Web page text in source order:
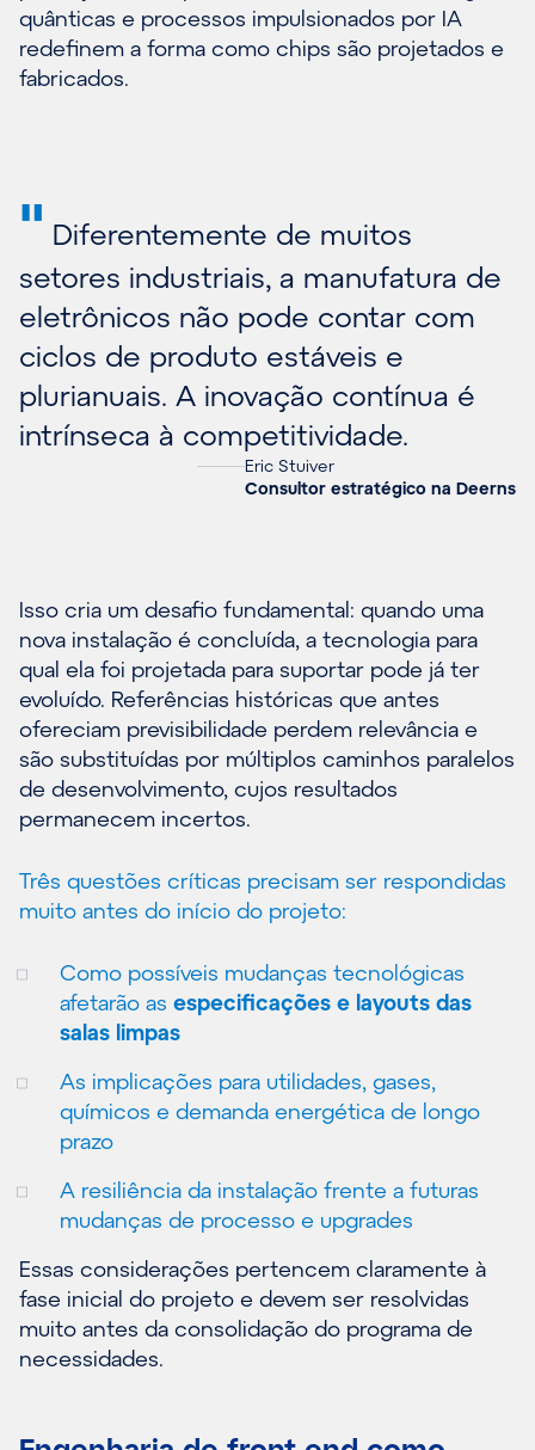
quânticas e processos impulsionados por IA
redefinem a forma como chips são projetados e
fabricados.
" Diferentemente de muitos
setores industriais, a manufatura de
eletrônicos não pode contar com
ciclos de produto estáveis e
plurianuais. A inovação contínua é
intrínseca à competitividade.
Eric Stuiver
Consultor estratégico na Deerns
Isso cria um desafio fundamental: quando uma
nova instalação é concluída, a tecnologia para
qual ela foi projetada para suportar pode já ter
evoluído. Referências históricas que antes
ofereciam previsibilidade perdem relevância e
são substituídas por múltiplos caminhos paralelos
de desenvolvimento, cujos resultados
permanecem incertos.
Três questões críticas precisam ser respondidas
muito antes do início do projeto:
Como possíveis mudanças tecnológicas
afetarão as especificações e layouts das
salas limpas
As implicações para utilidades, gases,
químicos e demanda energética de longo
prazo
A resiliência da instalação frente a futuras
mudanças de processo e upgrades
Essas considerações pertencem claramente à
fase inicial do projeto e devem ser resolvidas
muito antes da consolidação do programa de
necessidades.